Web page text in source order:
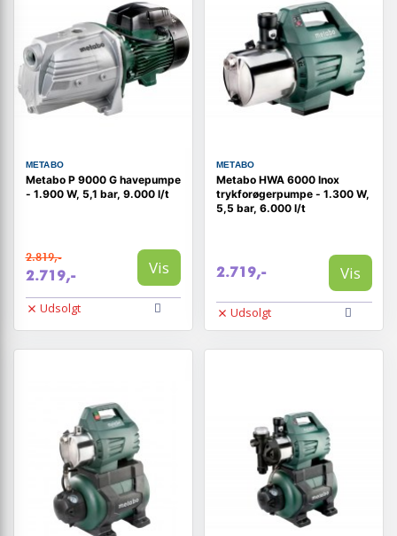
METABO
Metabo P 9000 G havepumpe
- 1.900 W, 5,1 bar, 9.000 l/t
2.819,-
2.719,- Vis
Udsolgt
METABO
Metabo HWA 6000 Inox
trykforøgerpumpe - 1.300 W,
5,5 bar, 6.000 l/t
2.719,- Vis
Udsolgt